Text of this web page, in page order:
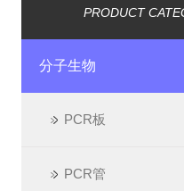
PRODUCT
分子生物
PCR板
PCR管